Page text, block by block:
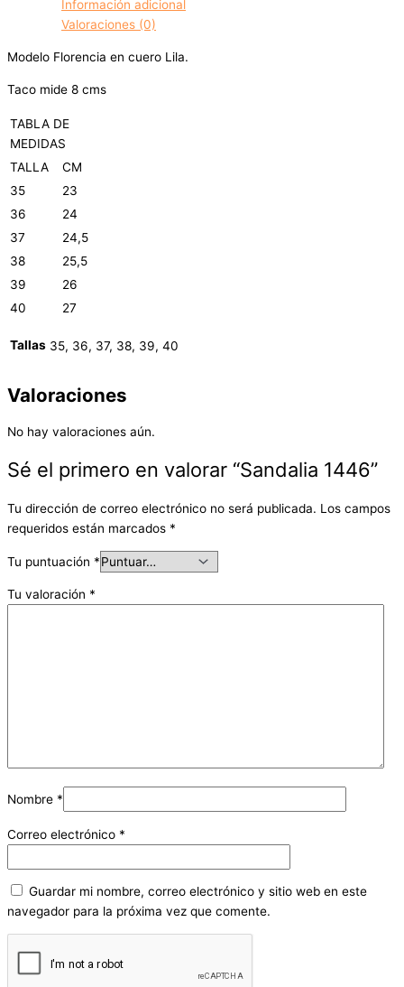
Información adicional
Valoraciones (0)
Modelo Florencia en cuero Lila.
Taco mide 8 cms
TABLA DE
MEDIDAS
TALLA
CM
35
23
36
24
37
24,5
38
25,5
39
26
40
27
Tallas 35, 36, 37, 38, 39, 40
Valoraciones
No hay valoraciones aún.
Sé el primero en valorar “Sandalia 1446”
Tu dirección de correo electrónico no será publicada. Los campos
requeridos están marcados *
Tu puntuación *
Tu valoración *
Nombre *
Correo electrónico *
Guardar mi nombre, correo electrónico y sitio web en este
navegador para la próxima vez que comente.